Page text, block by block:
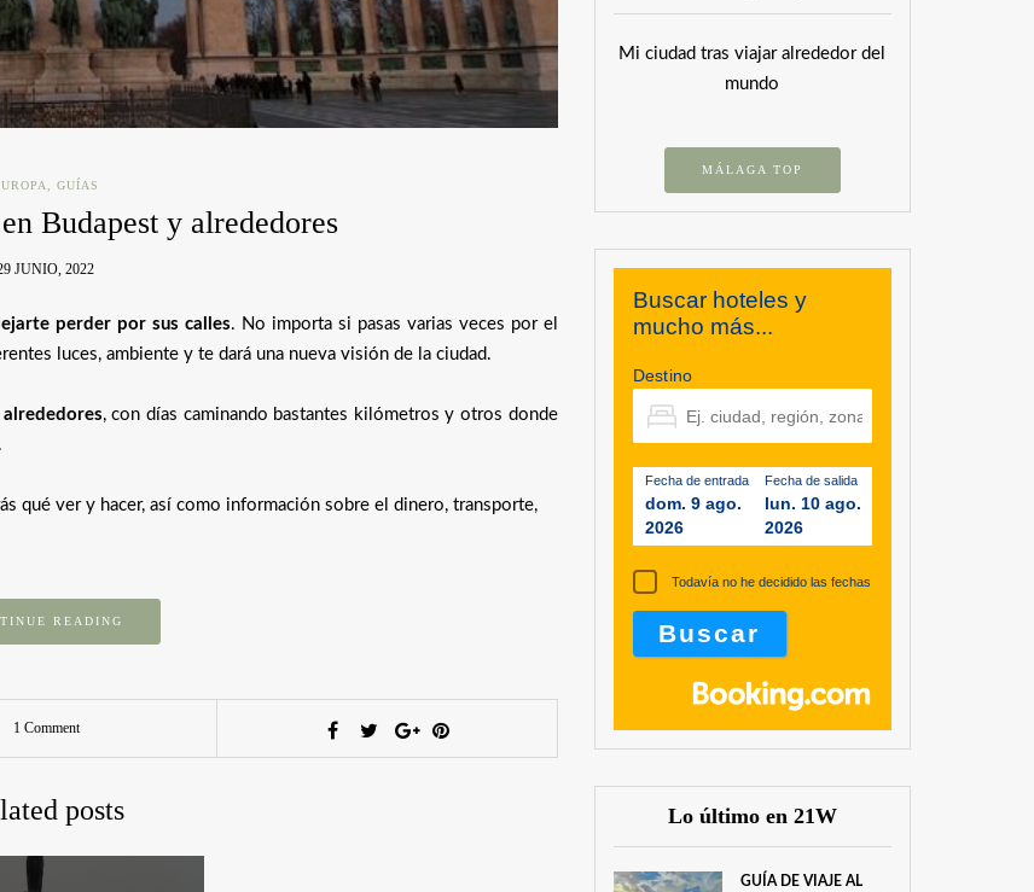
, GUÍAS
Budapest y alrededores
JUNIO, 2022
perder por sus calles. No importa si pasas varias veces por el
luces, ambiente y te dará una nueva visión de la ciudad.
, con días caminando bastantes kilómetros y otros donde
qué ver y hacer, así como información sobre el dinero, transporte,
READING
1 Comment
posts
Mi ciudad tras viajar alrededor del
mundo
MÁLAGA TOP
Buscar hoteles y
mucho más...
Destino
Fecha de entrada
dom. 9 ago.
2026
Fecha de salida
lun. 10 ago.
2026
Todavía no he decidido las fechas
Lo último en 21W
GUÍA DE VIAJE AL